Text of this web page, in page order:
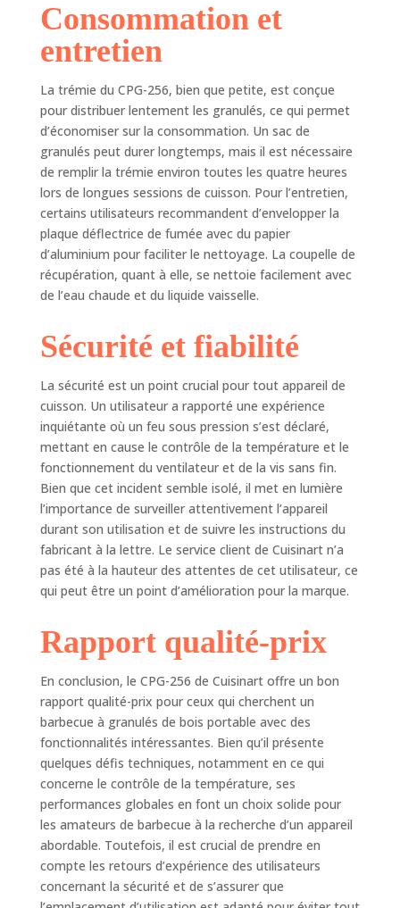
Consommation et
entretien
La trémie du CPG-256, bien que petite, est conçue
pour distribuer lentement les granulés, ce qui permet
d’économiser sur la consommation. Un sac de
granulés peut durer longtemps, mais il est nécessaire
de remplir la trémie environ toutes les quatre heures
lors de longues sessions de cuisson. Pour l’entretien,
certains utilisateurs recommandent d’envelopper la
plaque déflectrice de fumée avec du papier
d’aluminium pour faciliter le nettoyage. La coupelle de
récupération, quant à elle, se nettoie facilement avec
de l’eau chaude et du liquide vaisselle.
Sécurité et fiabilité
La sécurité est un point crucial pour tout appareil de
cuisson. Un utilisateur a rapporté une expérience
inquiétante où un feu sous pression s’est déclaré,
mettant en cause le contrôle de la température et le
fonctionnement du ventilateur et de la vis sans fin.
Bien que cet incident semble isolé, il met en lumière
l’importance de surveiller attentivement l’appareil
durant son utilisation et de suivre les instructions du
fabricant à la lettre. Le service client de Cuisinart n’a
pas été à la hauteur des attentes de cet utilisateur, ce
qui peut être un point d’amélioration pour la marque.
Rapport qualité-prix
En conclusion, le CPG-256 de Cuisinart offre un bon
rapport qualité-prix pour ceux qui cherchent un
barbecue à granulés de bois portable avec des
fonctionnalités intéressantes. Bien qu’il présente
quelques défis techniques, notamment en ce qui
concerne le contrôle de la température, ses
performances globales en font un choix solide pour
les amateurs de barbecue à la recherche d’un appareil
abordable. Toutefois, il est crucial de prendre en
compte les retours d’expérience des utilisateurs
concernant la sécurité et de s’assurer que